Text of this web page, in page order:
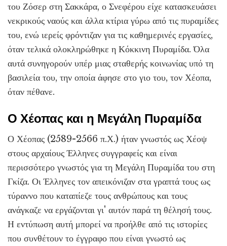
του Ζόσερ στη Σακκάρα, ο Σνεφέρου είχε κατασκευάσει
νεκρικούς ναούς και άλλα κτίρια γύρω από τις πυραμίδες
του, ενώ ιερείς φρόντιζαν για τις καθημερινές εργασίες,
όταν τελικά ολοκληρώθηκε η Κόκκινη Πυραμίδα. Όλα
αυτά συνηγορούν υπέρ μιας σταθερής κοινωνίας υπό τη
βασιλεία του, την οποία άφησε στο γιο του, τον Χέοπα,
όταν πέθανε.
Ο Χέοπας και η Μεγάλη Πυραμίδα
Ο Χέοπας (2589-2566 π.Χ.) ήταν γνωστός ως Χέοψ
στους αρχαίους Έλληνες συγγραφείς και είναι
περισσότερο γνωστός για τη Μεγάλη Πυραμίδα του στη
Γκίζα. Οι Έλληνες τον απεικόνιζαν στα γραπτά τους ως
τύραννο που καταπίεζε τους ανθρώπους και τους
ανάγκαζε να εργάζονται γι' αυτόν παρά τη θέλησή τους.
Η εντύπωση αυτή μπορεί να προήλθε από τις ιστορίες
που συνθέτουν το έγγραφο που είναι γνωστό ως